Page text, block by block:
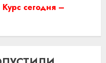
сегодня –